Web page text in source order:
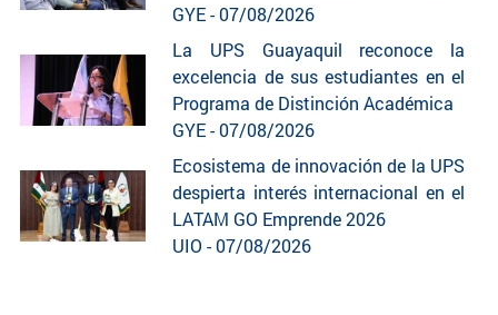
GYE - 07/08/2026
La UPS Guayaquil reconoce la
excelencia de sus estudiantes en el
Programa de Distinción Académica
GYE - 07/08/2026
Ecosistema de innovación de la UPS
despierta interés internacional en el
LATAM GO Emprende 2026
UIO - 07/08/2026